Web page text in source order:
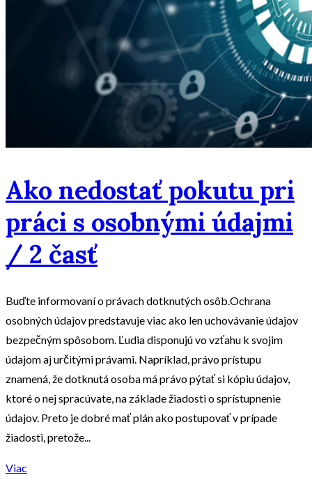
Ako nedostať pokutu pri
práci s osobnými údajmi
/ 2 časť
Buďte informovaní o právach dotknutých osôb.Ochrana
osobných údajov predstavuje viac ako len uchovávanie údajov
bezpečným spôsobom. Ľudia disponujú vo vzťahu k svojim
údajom aj určitými právami. Napríklad, právo prístupu
znamená, že dotknutá osoba má právo pýtať si kópiu údajov,
ktoré o nej spracúvate, na základe žiadosti o sprístupnenie
údajov. Preto je dobré mať plán ako postupovať v prípade
žiadosti, pretože...
Viac